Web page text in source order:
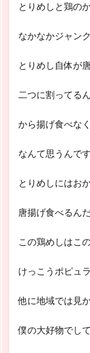
とりめしと鶏の
なかなかジャン
とりめし自体が
二つに割ってる
から揚げ食べな
なんて思うんで
とりめしにはお
唐揚げ食べるん
この鶏めしはこ
けっこうポピュ
他に地域では見
僕の大好物でし